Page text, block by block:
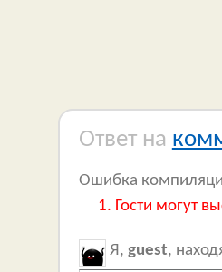
Ответ на
Ошибка
Гости могут
Я, guest,